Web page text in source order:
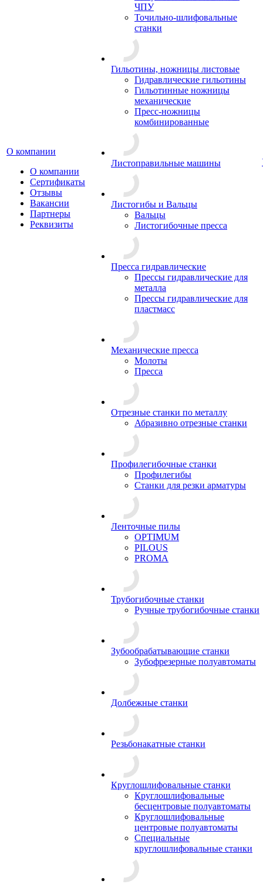
О компании
О компании
Сертификаты
Отзывы
Вакансии
Партнеры
Реквизиты
ЧПУ
Точильно-шлифовальные
станки
Гильотины, ножницы листовые
Гидравлические гильотины
Гильотинные ножницы
механические
Пресс-ножницы
комбинированные
Листоправильные машины
Листогибы и Вальцы
Вальцы
Листогибочные пресса
Пресса гидравлические
Прессы гидравлические для
металла
Прессы гидравлические для
пластмасс
Механические пресса
Молоты
Пресса
Отрезные станки по металлу
Абразивно отрезные станки
Профилегибочные станки
Профилегибы
Станки для резки арматуры
Ленточные пилы
OPTIMUM
PILOUS
PROMA
Трубогибочные станки
Ручные трубогибочные станки
Зубообрабатывающие станки
Зубофрезерные полуавтоматы
Долбежные станки
Резьбонакатные станки
Круглошлифовальные станки
Круглошлифовальные
бесцентровые полуавтоматы
Круглошлифовальные
центровые полуавтоматы
Специальные
круглошлифовальные станки